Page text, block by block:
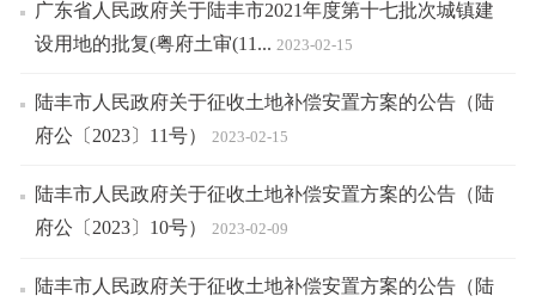
广东省人民政府关于陆丰市2021年度第十七批次城镇建
设用地的批复(粤府土审(11... 2023-02-15
陆丰市人民政府关于征收土地补偿安置方案的公告（陆
府公〔2023〕11号）
2023-02-15
陆丰市人民政府关于征收土地补偿安置方案的公告（陆
府公〔2023〕10号）
2023-02-09
陆丰市人民政府关于征收土地补偿安置方案的公告（陆